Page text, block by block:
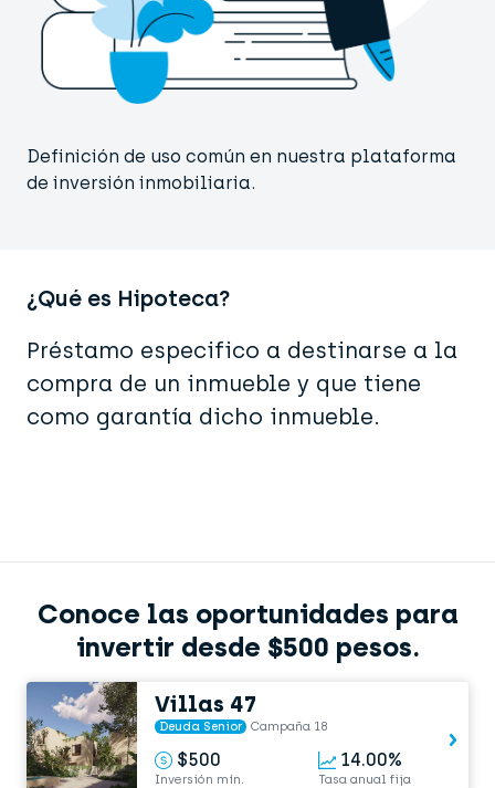
Definición de uso común en nuestra plataforma
de inversión inmobiliaria.
¿Qué es Hipoteca?
Préstamo especifico a destinarse a la
compra de un inmueble y que tiene
como garantía dicho inmueble.
Conoce las oportunidades para
invertir desde $500 pesos.
Villas 47
Deuda Senior Campaña 18
$500
Inversión mín.
14.00%
Tasa anual fija